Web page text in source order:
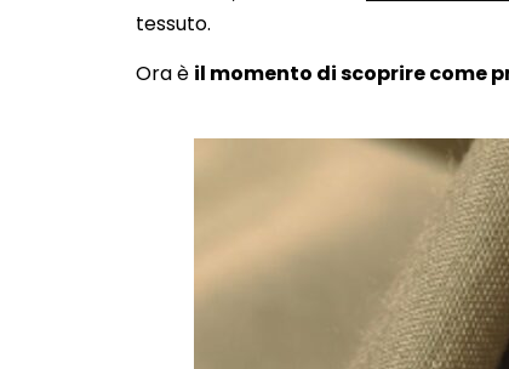
tessuto.
Ora è il momento di scoprire come